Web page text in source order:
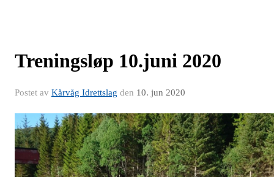
Treningsløp 10.juni 2020
Postet av Kårvåg Idrettslag den 10. jun 2020